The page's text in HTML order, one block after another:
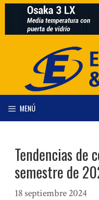
Saltar
contenido
MENÚ
Tendencias de
semestre de
18 septiembre 2024